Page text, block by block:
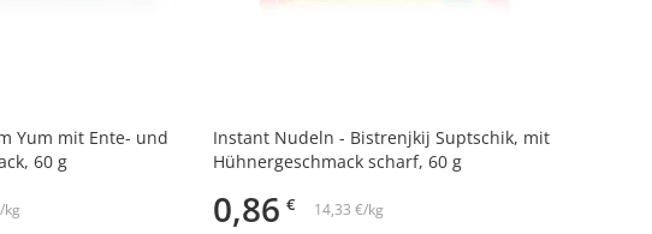
Yum mit Ente- und
60 g
kg
Instant Nudeln - Bistrenjkij Suptschik, mit
Hühnergeschmack scharf, 60 g
0,86 € 14,33 €/kg